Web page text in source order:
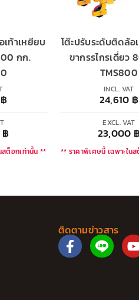
เท้าเหยียบ
กก.
฿
฿
สต็อกเท่านั้น **
โต๊ะปรับระดับติดล้อ
ขากรรไกรเดี่ยว
TMS800
INCL. VAT
24,610 ฿
EXCL. VAT
23,000
** ราคาพิเศษนี้ เฉพาะใน
ติดตามข่าวสาร
F
a